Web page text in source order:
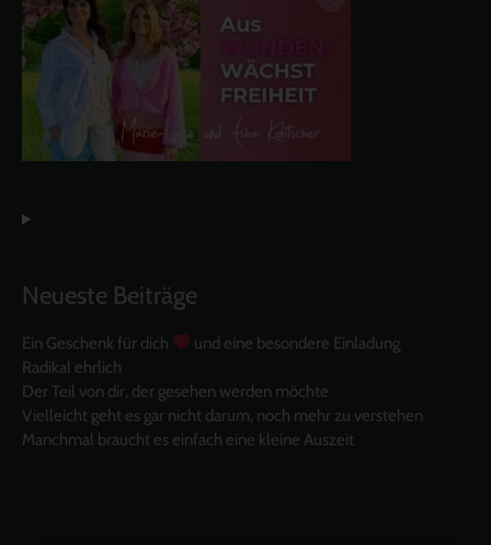
Neueste Beiträge
Ein Geschenk für dich
und eine besondere Einladung
Radikal ehrlich
Der Teil von dir, der gesehen werden möchte
Vielleicht geht es gar nicht darum, noch mehr zu verstehen
Manchmal braucht es einfach eine kleine Auszeit